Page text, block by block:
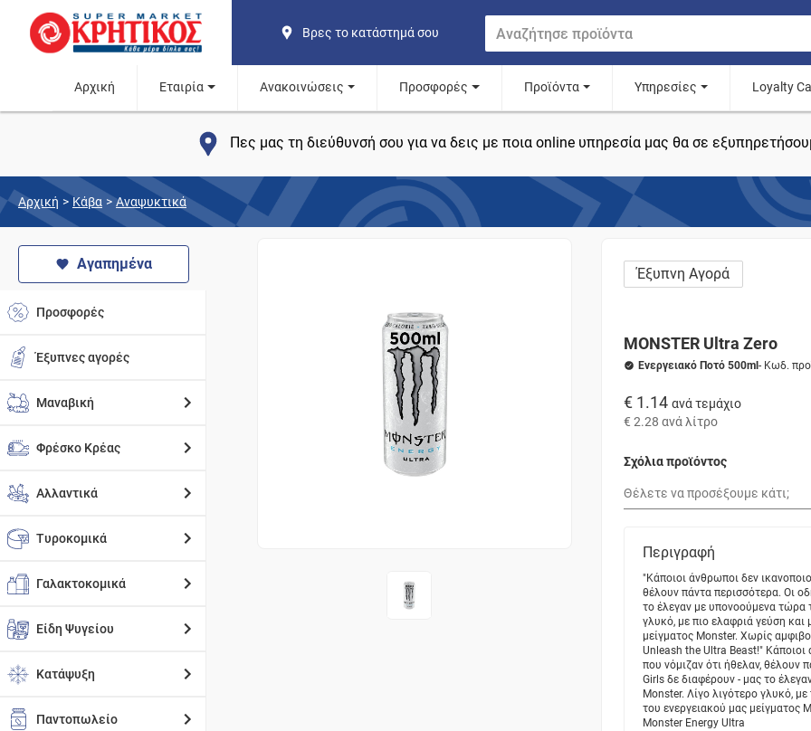
Βρες το κατάστημά σου
Αρχική Εταιρία Ανακοινώσεις Προσφορές Προϊόντα Υπηρεσίες Loyalty
Πες μας τη διεύθυνσή σου για να δεις με ποια online υπηρεσία μας θα σε
Αρχική > Κάβα > Αναψυκτικά
Αγαπημένα
Προσφορές
Έξυπνες αγορές
Μαναβική
Φρέσκο Κρέας
Αλλαντικά
Τυροκομικά
Γαλακτοκομικά
Είδη Ψυγείου
Κατάψυξη
Παντοπωλείο
Έξυπνη Αγορά
MONSTER Ultra Zero
Ενεργειακό Ποτό 500ml - Κωδ.
€ 1.14 ανά τεμάχιο
€ 2.28 ανά λίτρο
Σχόλια προϊόντος
Περιγραφή
"Κάποιοι άνθρωποι δεν
θέλουν πάντα περισσότερα. Οι
το έλεγαν με υπονοούμενα τώρα
γλυκό, με πιο ελαφριά γεύση και
μείγματος Monster. Χωρίς
Unleash the Ultra Beast!" Κάποιοι
που νόμιζαν ότι ήθελαν, θέλουν
Girls δε διαφέρουν - μας το
Monster. Λίγο λιγότερο γλυκό,
του ενεργειακού μας μείγματος
Monster Energy Ultra